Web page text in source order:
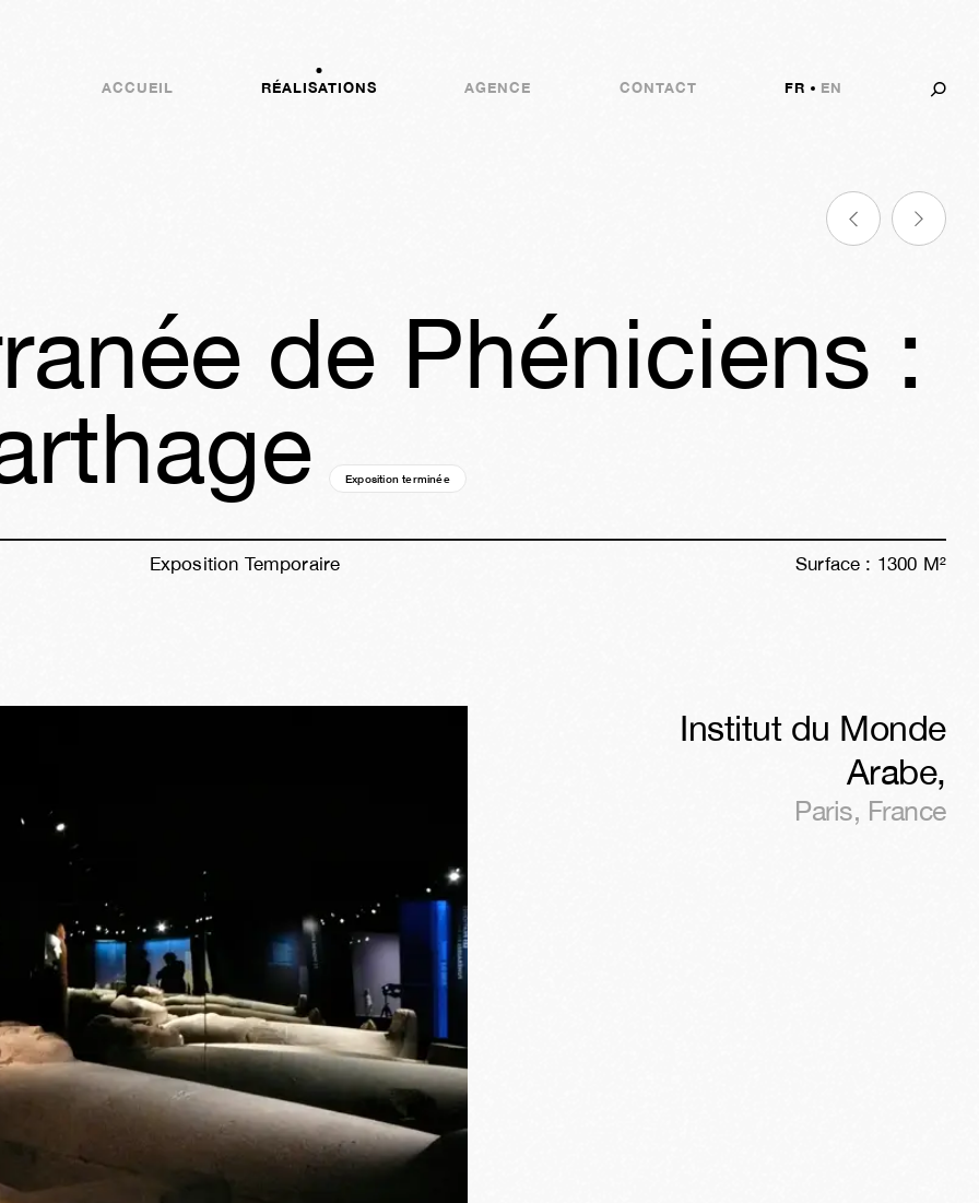
ACCUEIL RÉALISATIONS AGENCE CONTACT FR EN
de Phéniciens :
Exposition terminée
Exposition Temporaire Surface : 1300 M²
Institut du Monde
Arabe,
Paris, France